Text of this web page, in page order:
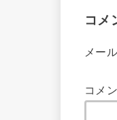
コメ
メー
コメ